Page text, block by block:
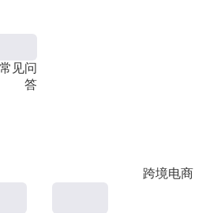
常见问
答
跨境电商